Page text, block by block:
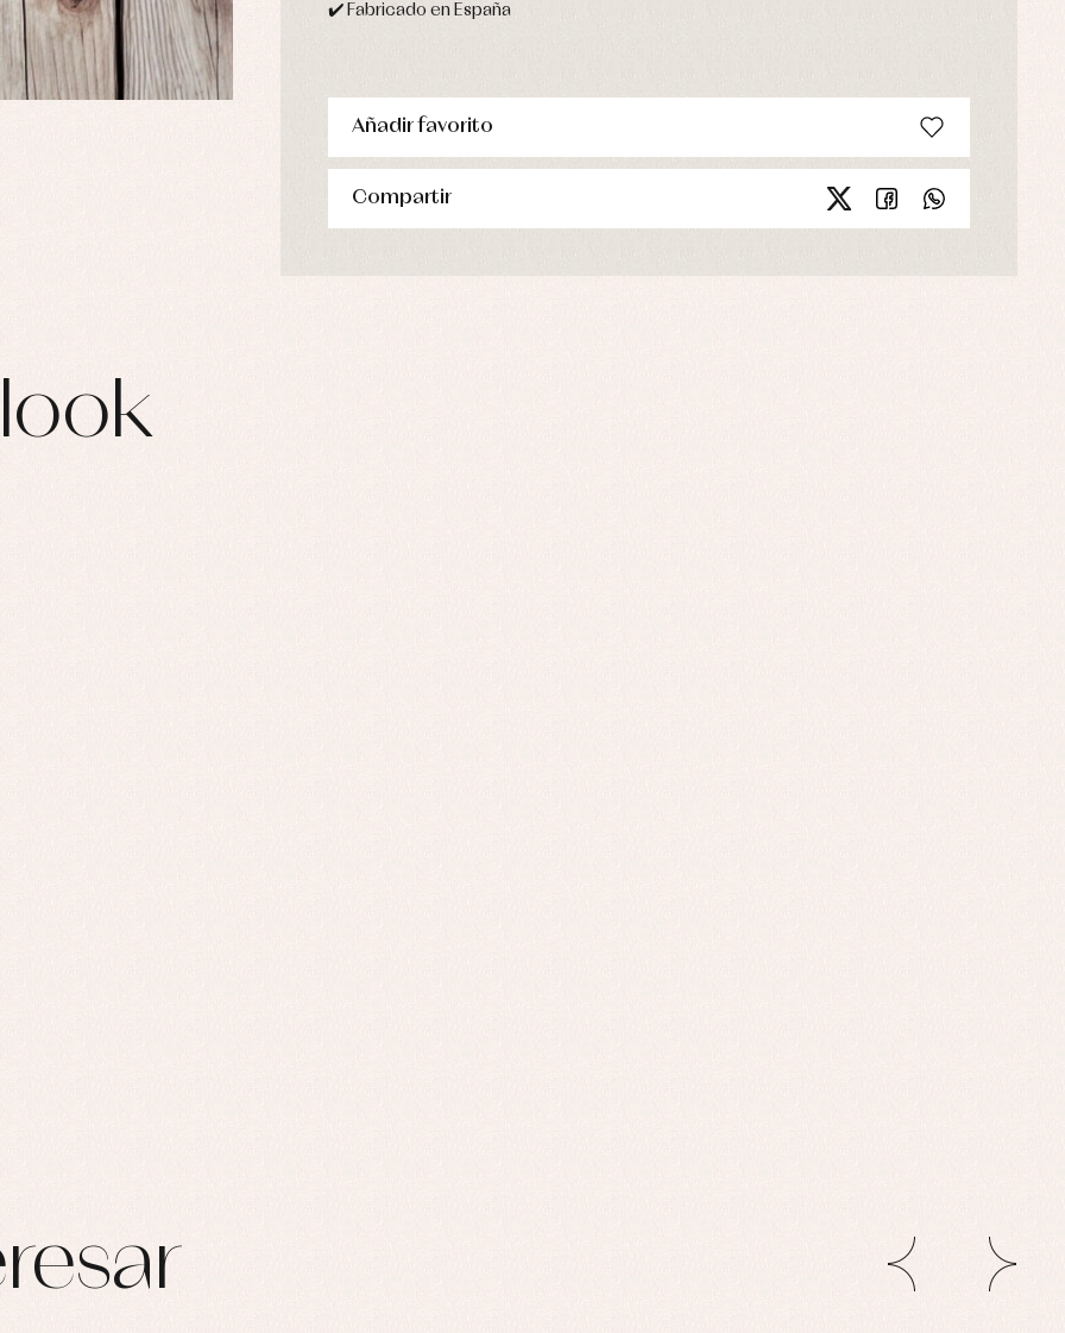
✔️ Fabricado en España
Añadir favorito
Compartir
interior